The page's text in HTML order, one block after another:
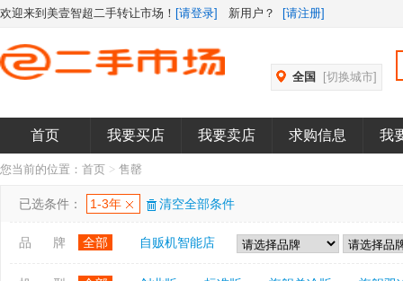
欢迎来到美壹智超二手转让市场！ [请登录] 新用户？ [请注册]
全国 [切换城市]
首页 我要买店 我要卖店 求购信息 我
您当前的位置： 首页 > 售罄
已选条件： 1-3年 清空全部条件
品 牌 全部 自贩机智能店